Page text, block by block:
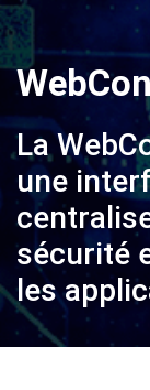
La
une
sécurité
les